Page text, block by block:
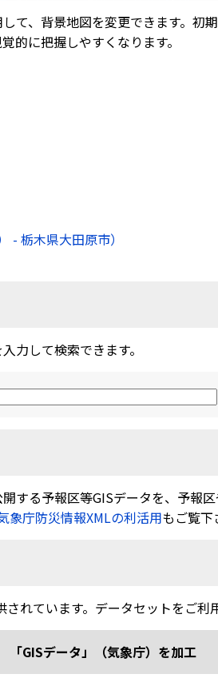
て、背景地図を変更できます。
的に把握しやすくなります。
- 栃木県大田原市）
力して検索できます。
する予報区等GISデータを、予報
象庁防災情報XMLの利活用もご覧下
されています。データセットをご利
「GISデータ」（気象庁）を加工